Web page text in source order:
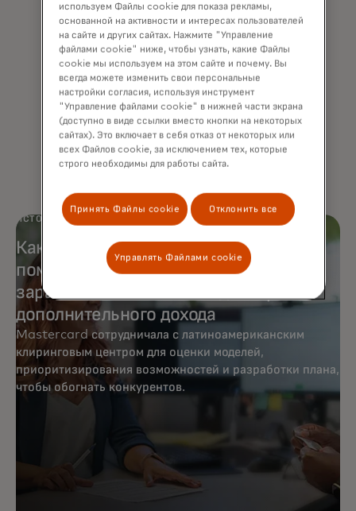
Открытый банкинг
Запустить инновационные,
экономичные финтех- и API решения
для всё более связанной и открытой
экосистемы.
ИСТОРИЯ КЛИЕНТА
Как платежи в реальном времени
помогли клиринговой палате
заработать 5 миллионов долларов
дополнительного дохода
Mastercard сотрудничала с латиноамериканским
клиринговым центром для оценки моделей,
приоритизирования возможностей и разработки плана,
чтобы обогнать конкурентов.
используем Файлы cookie для показа рекламы,
основанной на активности и интересах пользователей
на сайте и других сайтах. Нажмите "Управление
файлами cookie" ниже, чтобы узнать, какие Файлы
cookie мы используем на этом сайте и почему. Вы
всегда можете изменить свои персональные
настройки согласия, используя инструмент
"Управление файлами cookie" в нижней части экрана
(доступно в виде ссылки вместо кнопки на некоторых
сайтах). Это включает в себя отказ от некоторых или
всех Файлов cookie, за исключением тех, которые
строго необходимы для работы сайта.
Принять Файлы cookie Отклонить все
Управлять Файлами cookie